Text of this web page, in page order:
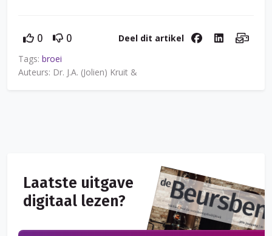
0 0
Deel dit artikel
Tags: broei
Auteurs: Dr. J.A. (Jolien) Kruit &
Laatste uitgave
digitaal lezen?